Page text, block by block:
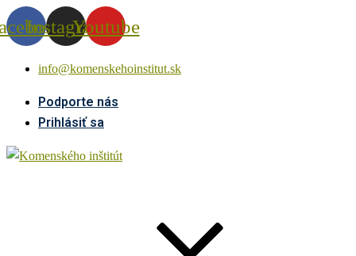
InstagramYoutube
info@komenskehoinstitut.sk
Podporte nás
Prihlásiť sa